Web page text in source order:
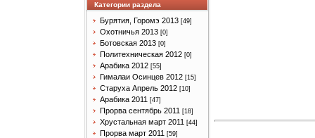
Категории раздела
Бурятия, Горомэ 2013 [49]
Охотничья 2013 [0]
Ботовская 2013 [0]
Политехническая 2012 [0]
Арабика 2012 [55]
Гималаи Осинцев 2012 [15]
Старуха Апрель 2012 [10]
Арабика 2011 [47]
Прорва сентябрь 2011 [18]
Хрустальная март 2011 [44]
Прорва март 2011 [59]